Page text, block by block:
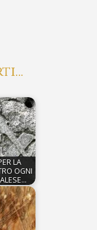
LA
OGNI